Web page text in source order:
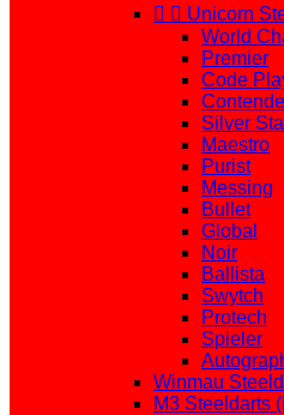
  Unicorn
World
Premier
Code
Silver
Maestro
Purist
Messing
Bullet
Global
Noir
Ballista
Swytch
Protech
Spieler
Winmau
M3 Steeldarts